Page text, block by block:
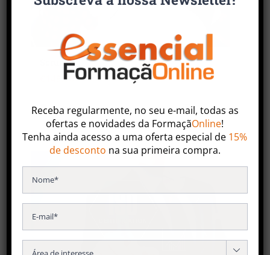
Scrum
149.90
Adicionar Detalhes
Receba regularmente, no seu e-mail, todas as
ofertas e novidades da FormaçãOnline!
Tenha ainda acesso a uma oferta especial de 15%
de desconto na sua primeira compra.
